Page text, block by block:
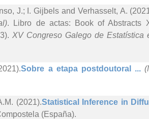
J.; I. Gijbels and Verhasselt, A.
. Libro de actas: Book of Abstracts
XV Congreso Galego de Estatística
Sobre a etapa postdoutoral ...
(2021).Statistical Inference in
(España).